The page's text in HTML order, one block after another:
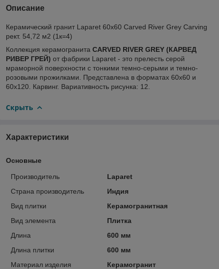
Описание
Керамический гранит Laparet 60x60 Carved River Grey Carving
рект. 54,72 м2 (1к=4)
Коллекция керамогранита CARVED RIVER GREY (КАРВЕД
РИВЕР ГРЕЙ) от фабрики Laparet - это прелесть серой
мраморной поверхности с тонкими темно-серыми и темно-
розовыми прожилками. Представлена в форматах 60х60 и
60х120. Карвинг. Вариативность рисунка: 12.
Скрыть
Характеристики
Основные
Производитель
Laparet
Страна производитель
Индия
Вид плитки
Керамогранитная
Вид элемента
Плитка
Длина
600 мм
Длина плитки
600 мм
Материал изделия
Керамогранит